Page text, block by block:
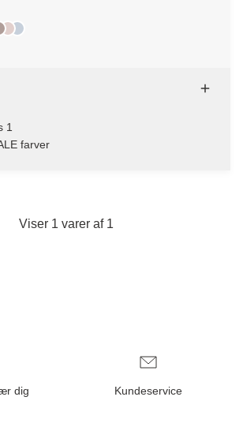
1
farver
Viser 1 varer af 1
dig Kundeservice